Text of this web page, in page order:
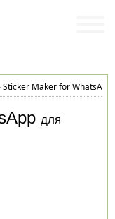
Sticker Maker for WhatsApp
для